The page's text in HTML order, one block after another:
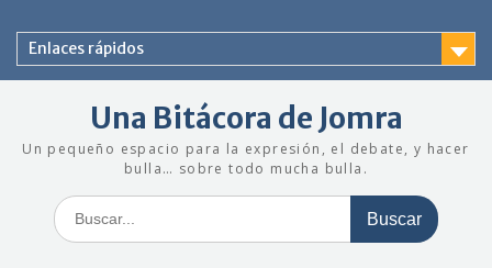
contenido
Enlaces rápidos
Una Bitácora de Jomra
Un pequeño espacio para la expresión, el debate, y hacer
bulla… sobre todo mucha bulla.
Buscar: